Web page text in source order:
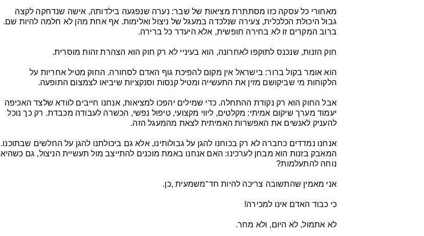
מאחורי כל עסקה כזו מסתתרת מציאות של שבר: נערה שנפגעה בילדותה, אישה שנדחקה לקצה
גבול היכולת הכלכלית, צעירה שנלכדה במעגל של ניצול ואלימות. אף אחת מהן לא חלמה להיות שם.
ברוב המקרים זו לא בחירה חופשית, אלא היעדר כל ברירה.
חוק הזנות, שנכנס לתוקפו לאחרונה, הוא בעיניי לא רק חוק הוא הצהרת זהות מוסרית.
הוא אומר בקול ברור: בישראל אין מקום להפיכת גוף האדם לסחורה. החוק מטיל אחריות על
הלקוחות מי שביקושם מזין את התעשייה ומטיל קנסות וסנקציות שיביאו לצמצום התופעה.
אבל החוק הוא רק נקודת ההתחלה. כדי שמילים יהפכו למציאות, אנחנו חייבים לוודא שלצד האכיפה
יעמוד מערך שיקום אמיתי: מקלטים, ליווי מקצועי, טיפול נפשי, הכשרה לעבודה מכבדת. רק כך נוכל
להעניק לאנשים את האפשרות האמיתית לצאת מהמעגל הזה.
אנחנו נמדדים כחברה לא רק בכוחנו להגן על גבולותינו, אלא גם ביכולתנו להגן על החלשים שבתוכנו.
המאבק בזנות הוא מבחן לערכינו: האם אנחנו באמת מוכנים להתייצב מול תעשיית הניצול, גם כשהיא
נוחה להתעלמות?
אני מאמין שהתשובה צריכה להיות חד־משמעית ,כן.
כי כבוד האדם אינו למכירה!
לא אתמול, לא היום, ולא מחר.